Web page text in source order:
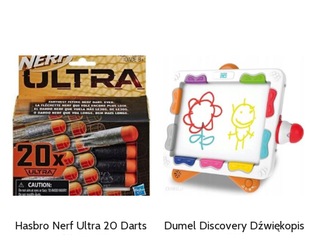
Hasbro Nerf Ultra 20 Darts
Dumel Discovery Dźwiękopis